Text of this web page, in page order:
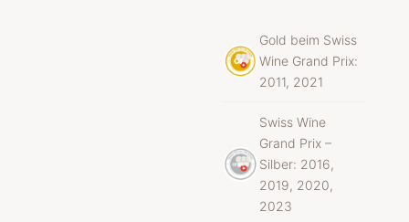
Gold beim Swiss
Wine Grand Prix:
2011, 2021
Swiss Wine
Grand Prix –
Silber: 2016,
2019, 2020,
2023